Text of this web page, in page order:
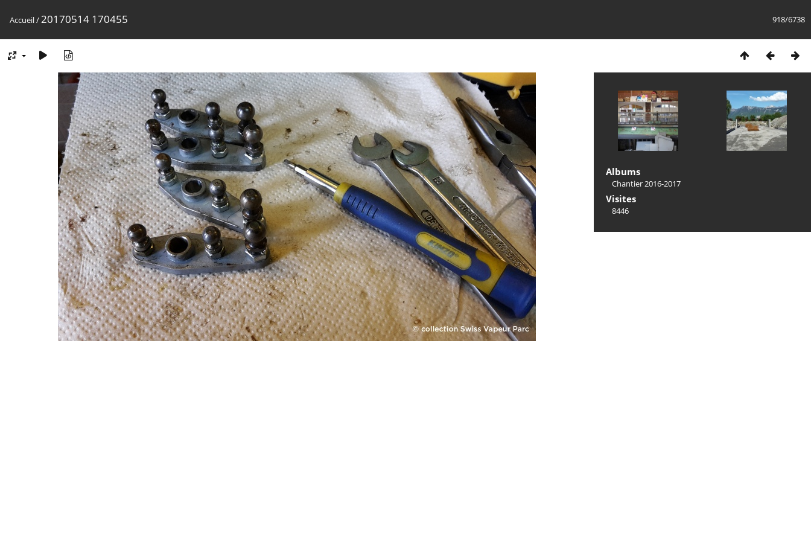
918/6738
Accueil/20170514 170455
Albums
Chantier 2016-2017
Visites
8446